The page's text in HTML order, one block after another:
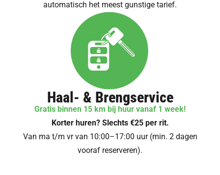
automatisch het meest gunstige tarief.
Haal- & Brengservice
Gratis binnen 15 km bij huur vanaf 1 week!
Korter huren? Slechts €25 per rit.
Van ma t/m vr van 10:00–17:00 uur (min. 2 dagen
vooraf reserveren).